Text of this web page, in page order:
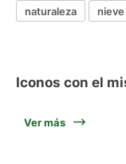
naturaleza nieve
Iconos con el
Ver más